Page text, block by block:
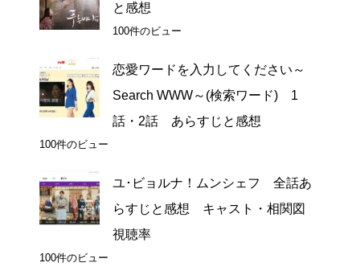
と感想
100件のビュー
恋愛ワードを入力してください～
Search WWW～(検索ワード) 1
話・2話 あらすじと感想
100件のビュー
ユ･ビョルナ！ムンシェフ 全話あ
らすじと感想 キャスト・相関図
視聴率
100件のビュー